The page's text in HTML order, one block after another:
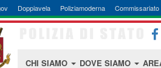
Doppiavela Poliziamoderna Commissariato
CHI SIAMO DOVE SIAMO